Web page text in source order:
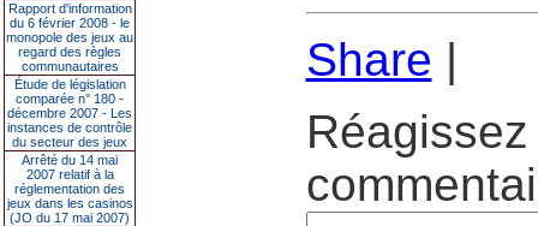
Rapport d'information
du 6 février 2008 - le
monopole des jeux au
regard des règles
communautaires
Étude de législation
comparée n° 180 -
décembre 2007 - Les
instances de contrôle
du secteur des jeux
Arrêté du 14 mai
2007 relatif à la
réglementation des
jeux dans les casinos
(JO du 17 mai 2007)
Share |